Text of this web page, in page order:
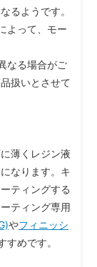
るようです。
よって、モー
なる場合がご
扱いとさせて
薄くレジン液
なります。キ
ティングする
ティング専用
やフィニッシ
すめです。